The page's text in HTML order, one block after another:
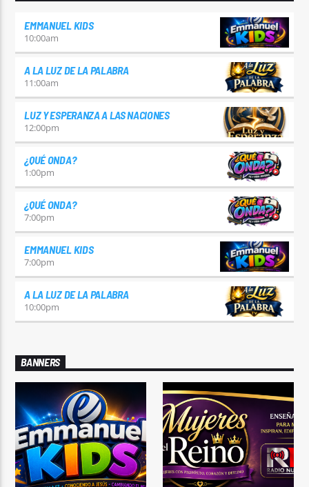
EMMANUEL KIDS
10:00am
A LA LUZ DE LA PALABRA
11:00am
LUZ Y ESPERANZA A LAS NACIONES
12:00pm
¿QUÉ ONDA?
1:00pm
¿QUÉ ONDA?
7:00pm
EMMANUEL KIDS
7:00pm
A LA LUZ DE LA PALABRA
10:00pm
BANNERS